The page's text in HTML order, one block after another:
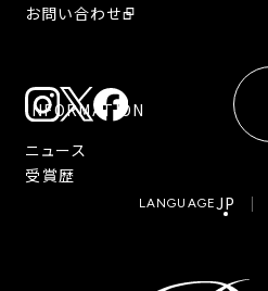
INFORMATION
ニュース
受賞歴
お問い合わせ
LANGUAGEJP